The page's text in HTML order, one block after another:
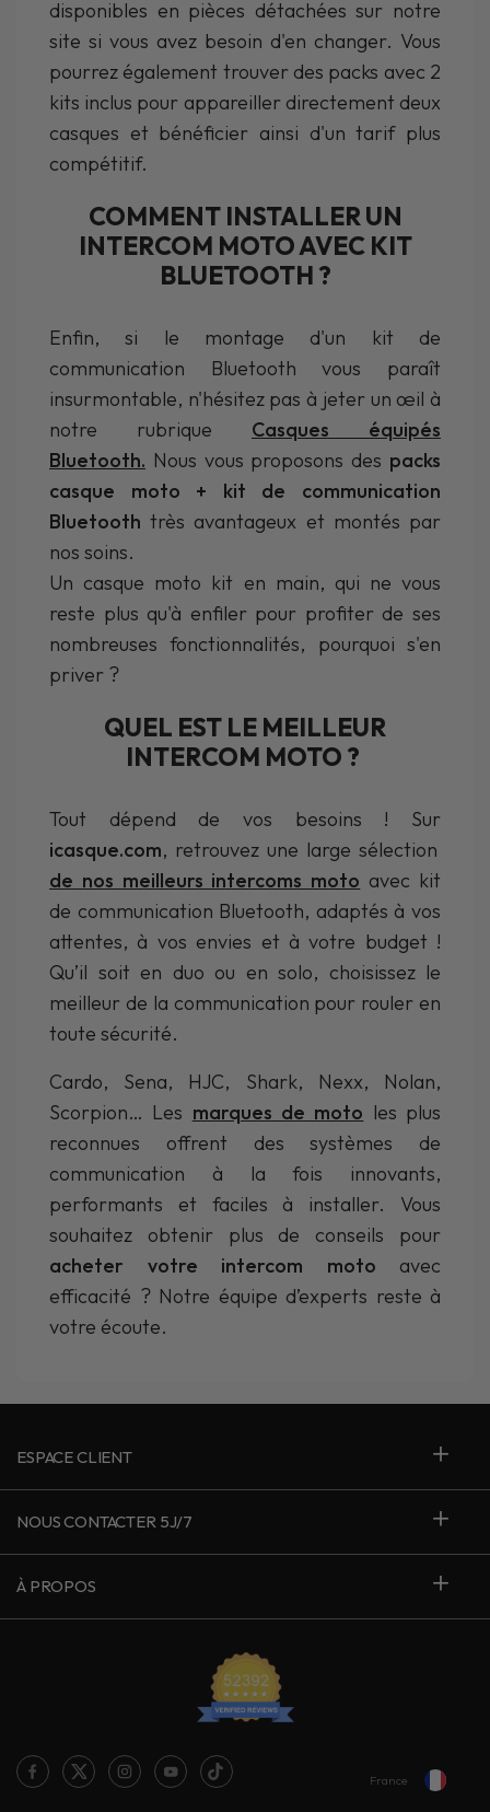
disponibles en pièces détachées sur notre
site si vous avez besoin d'en changer. Vous
pourrez également trouver des packs avec 2
kits inclus pour appareiller directement deux
casques et bénéficier ainsi d'un tarif plus
compétitif.
COMMENT INSTALLER UN
INTERCOM MOTO AVEC KIT
BLUETOOTH ?
Enfin, si le montage d'un kit de
communication Bluetooth vous paraît
insurmontable, n'hésitez pas à jeter un œil à
notre rubrique Casques équipés
Bluetooth. Nous vous proposons des packs
casque moto + kit de communication
Bluetooth très avantageux et montés par
nos soins.
Un casque moto kit en main, qui ne vous
reste plus qu'à enfiler pour profiter de ses
nombreuses fonctionnalités, pourquoi s'en
priver ?
QUEL EST LE MEILLEUR
INTERCOM MOTO ?
Tout dépend de vos besoins ! Sur
icasque.com, retrouvez une large sélection
de nos meilleurs intercoms moto avec kit
de communication Bluetooth, adaptés à vos
attentes, à vos envies et à votre budget !
Qu’il soit en duo ou en solo, choisissez le
meilleur de la communication pour rouler en
toute sécurité.
Cardo, Sena, HJC, Shark, Nexx, Nolan,
Scorpion… Les marques de moto les plus
reconnues offrent des systèmes de
communication à la fois innovants,
performants et faciles à installer. Vous
souhaitez obtenir plus de conseils pour
acheter votre intercom moto avec
efficacité ? Notre équipe d’experts reste à
votre écoute.
ESPACE CLIENT
NOUS CONTACTER 5J/7
À PROPOS
France